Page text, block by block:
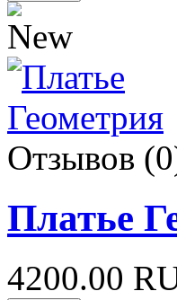
Отзывов
Платье
4200.00